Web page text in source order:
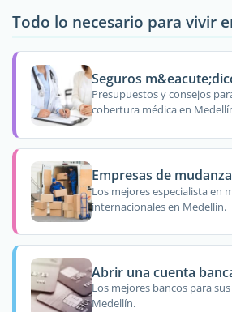
Todo lo necesario para vivir
Seguros
Presupuestos y consejos
cobertura médica en
Empresas de
Los mejores especialista en
internacionales en Medellín.
Abrir una cuenta
Los mejores bancos para
Medellín.